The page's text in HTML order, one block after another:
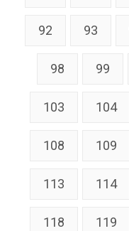
92 93
98 99
103 104
108 109
113 114
118 119